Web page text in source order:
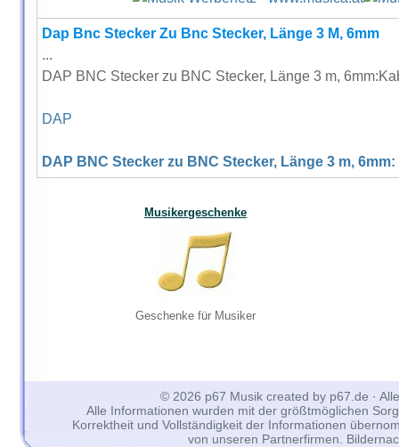
Dap Bnc Stecker Zu Bnc Stecker, Länge 3 M, 6mm
...
DAP BNC Stecker zu BNC Stecker, Länge 3 m,
DAP
DAP BNC Stecker zu BNC Stecker, Länge 3 m, 6mm:
Musikergeschenke
Geschenke für Musiker
© 2026 p67 Musik created by p67.de ·
Alle Informationen wurden mit der größtmöglichen
Korrektheit und Vollständigkeit der Informationen
von unseren Partnerfirmen.